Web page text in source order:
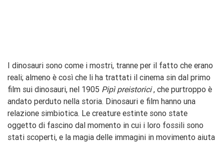
I dinosauri sono come i mostri, tranne per il fatto che erano
reali; almeno è così che li ha trattati il ​​cinema sin dal primo
film sui dinosauri, nel 1905 Pipì preistorici, che purtroppo è
andato perduto nella storia. Dinosauri e film hanno una
relazione simbiotica. Le creature estinte sono state
oggetto di fascino dal momento in cui i loro fossili sono
stati scoperti, e la magia delle immagini in movimento aiuta